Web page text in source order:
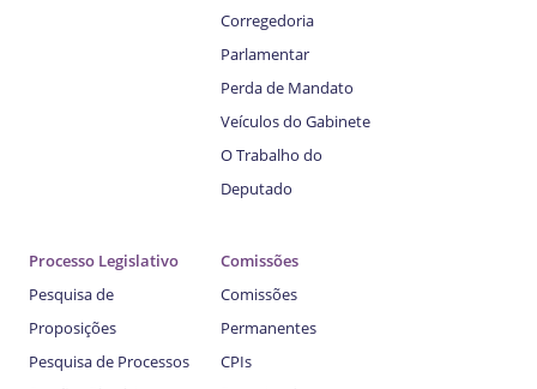
Corregedoria
Parlamentar
Perda de Mandato
Veículos do Gabinete
O Trabalho do
Deputado
Processo Legislativo
Pesquisa de
Proposições
Pesquisa de Processos
Comissões
Comissões
Permanentes
CPIs